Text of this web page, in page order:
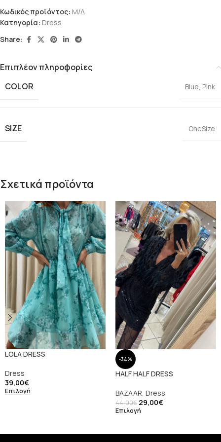
Κωδικός προϊόντος: Μ/Δ
Κατηγορία: Dress
Share:
Επιπλέον πληροφορίες
COLOR
Blue Pink
SIZE OneSize
Σχετικά προϊόντα
LOLA DRESS
Dress
39,00€
Επιλογή
-34%
HALF HALF DRESS
BAZAAR Dress
44,00€ 29,00€
Επιλογή